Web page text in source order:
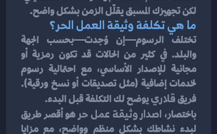
لكن تجهيزك المسبق يقلّل الزمن بشكل واضح.
ما هي تكلفة وثيقة العمل الحر؟
فريق قلاري يوضح لك التكلفة قبل البدء.
باختصار، اصدار وثيقة عمل حر